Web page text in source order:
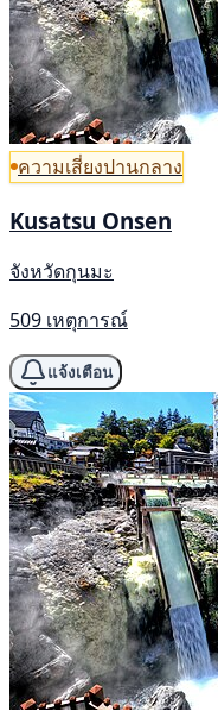
ความเสี่ยงปานกลาง
Kusatsu Onsen
จังหวัดกุนมะ
509 เหตุการณ์
แจ้งเตือน